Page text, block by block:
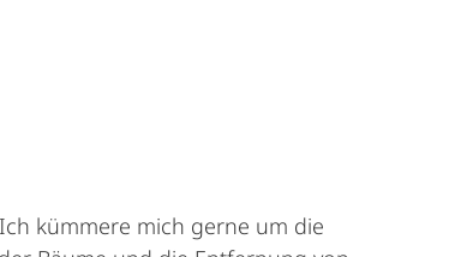
kümmere mich gerne um die